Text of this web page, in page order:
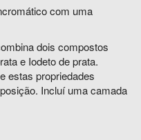
com uma
dois compostos
e Iodeto de prata.
estas propriedades
Incluí uma camada